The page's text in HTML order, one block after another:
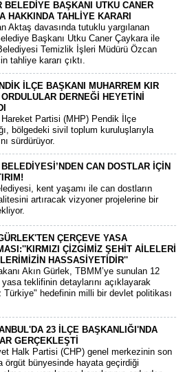
BELEDİYE BAŞKANI UTKU CANER
HAKKINDA TAHLİYE KARARI
Aktaş davasında tutuklu yargılanan
Başkanı Utku Caner Çaykara ile
Temizlik İşleri Müdürü Özcan
tahliye kararı çıktı.
İLÇE BAŞKANI MUHARREM KIR
DERNEĞİ HEYETİNİ
Partisi (MHP) Pendik İlçe
bölgedeki sivil toplum kuruluşlarıyla
sürdürüyor.
CAN DOSTLAR İÇİN
kent yaşamı ile can dostların
artıracak vizyoner projelerine bir
ÇERÇEVE YASA
ÇİZGİMİZ ŞEHİT AİLELERİ
HASSASİYETİDİR''
Akın Gürlek, TBMM’ye sunulan 12
teklifinin detaylarını açıklayarak
Türkiye" hedefinin milli bir devlet politikası
23 İLÇE BAŞKANLIĞI'NDA
GERÇEKLEŞTİ
Halk Partisi (CHP) genel merkezinin son
örgüt bünyesinde hayata geçirdiği